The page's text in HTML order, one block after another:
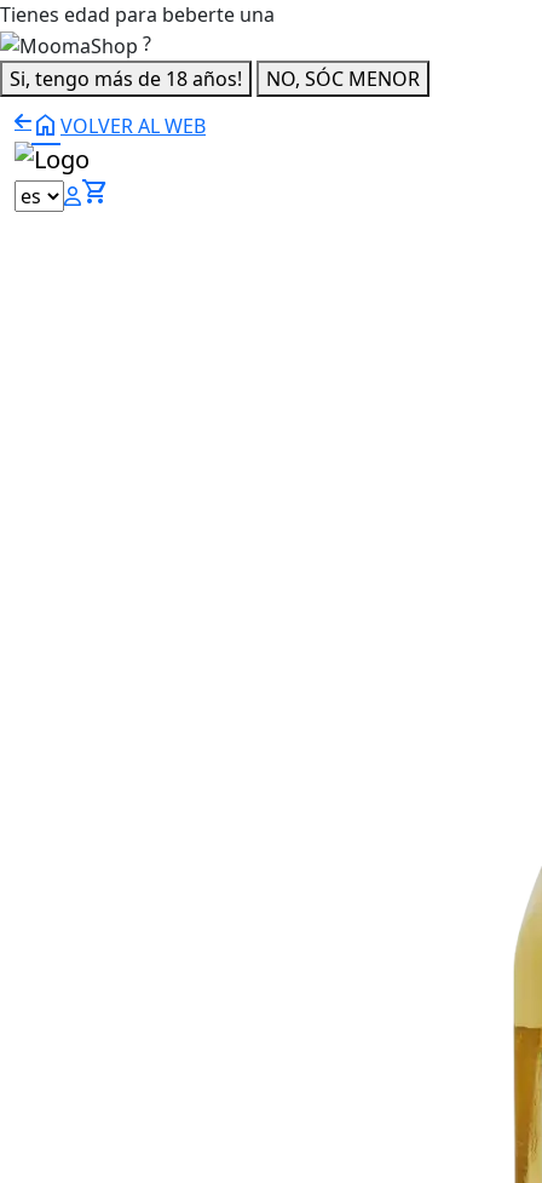
Tienes edad para beberte una
?
Si, tengo más de 18 años!
NO, SÓC MENOR
home VOLVER AL WEB
shopping_cart